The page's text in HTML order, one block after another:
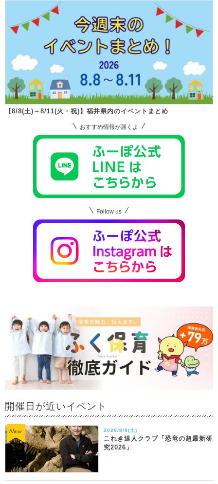
【8/8(土)～8/11(火・祝)】福井県内のイベントまとめ
おすすめ情報が届くよ
Follow us
開催日が近いイベント
2026/8/8(土)
これき達人クラブ「恐竜の超最新研
究2026」